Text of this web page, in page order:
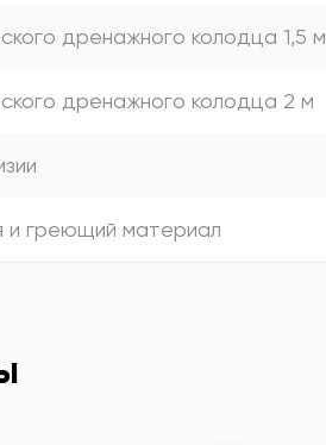
дренажного колодца 1,5 м
дренажного колодца 2 м
и греющий материал